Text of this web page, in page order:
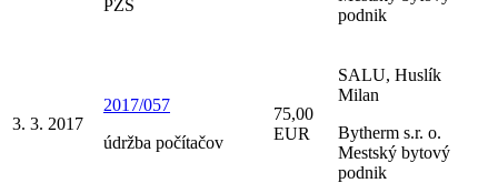
PZS
podnik
3. 3. 2017
2017/057
údržba počítačov
75,00
EUR
SALU, Huslík
Milan
Bytherm s.r. o.
Mestský bytový
podnik